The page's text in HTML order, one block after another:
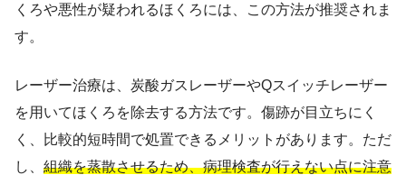
くろや悪性が疑われるほくろには、この方法が推奨されま
す。
レーザー治療は、炭酸ガスレーザーやQスイッチレーザー
を用いてほくろを除去する方法です。傷跡が目立ちにく
く、比較的短時間で処置できるメリットがあります。ただ
し、 組織を蒸散させるため、病理検査が行えない点に注意